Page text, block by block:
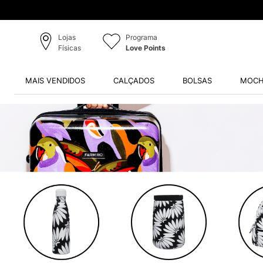
Lojas
Físicas
Programa
Love Points
MAIS VENDIDOS CALÇADOS BOLSAS